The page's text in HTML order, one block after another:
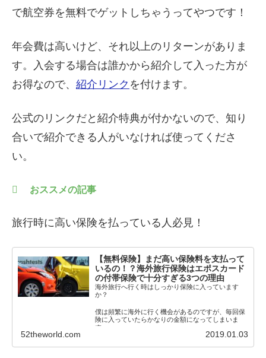
で航空券を無料でゲットしちゃうってやつです！
年会費は高いけど、それ以上のリターンがありま
す。入会する場合は誰かから紹介して入った方が
お得なので、 紹介リンク を付けます。
公式のリンクだと紹介特典が付かないので、知り
合いで紹介できる人がいなければ使ってくださ
い。
おススメの記事
旅行時に高い保険を払っている人必見！
【無料保険】まだ高い保険料を支払って
いるの！？海外旅行保険はエポスカード
の付帯保険で十分すぎる3つの理由
海外旅行へ行く時はしっかり保険に入っています
か？
僕は頻繁に海外に行く機会があるのですが、毎回保
険に入っていたらかなりの金額になってしまいま
す。
52theworld.com 2019.01.03